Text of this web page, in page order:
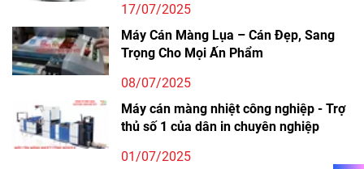
17/07/2025
Máy Cán Màng Lụa – Cán Đẹp, Sang
Trọng Cho Mọi Ấn Phẩm
08/07/2025
Máy cán màng nhiệt công nghiệp - Trợ
thủ số 1 của dân in chuyên nghiệp
01/07/2025